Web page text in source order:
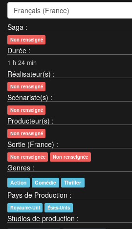
Français (France)
Saga :
Non renseigné
Durée :
1 h 24 min
Réalisateur(s) :
Non renseigné
Scénariste(s) :
Non renseigné
Producteur(s) :
Non renseigné
Sortie (France) :
Non renseignée Non renseignée
Genres :
Action Comédie Thriller
Pays de Production :
Royaume-Uni États-Unis
Studios de production :